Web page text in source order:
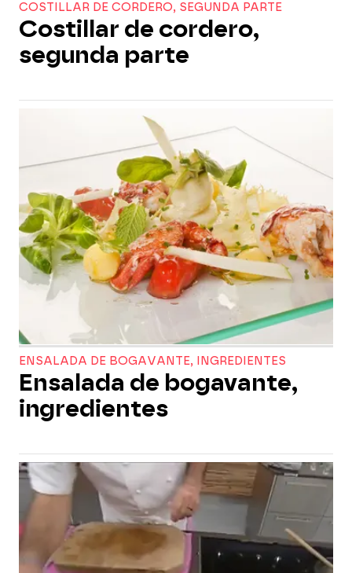
COSTILLAR DE CORDERO, SEGUNDA PARTE
Costillar de cordero,
segunda parte
ENSALADA DE BOGAVANTE, INGREDIENTES
Ensalada de bogavante,
ingredientes